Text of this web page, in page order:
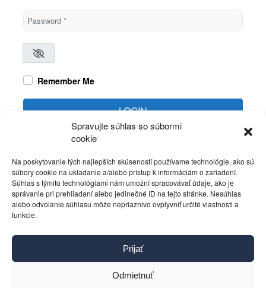
Spravujte súhlas so súbormi
cookie
Na poskytovanie tých najlepších skúseností používame technológie, ako sú
súbory cookie na ukladanie a/alebo prístup k informáciám o zariadení.
Súhlas s týmito technológiami nám umožní spracovávať údaje, ako je
správanie pri prehliadaní alebo jedinečné ID na tejto stránke. Nesúhlas
alebo odvolanie súhlasu môže nepriaznivo ovplyvniť určité vlastnosti a
funkcie.
Prijať
Odmietnuť
Password*
Remember Me
LOGIN
Kontakt
Pravidlá používania